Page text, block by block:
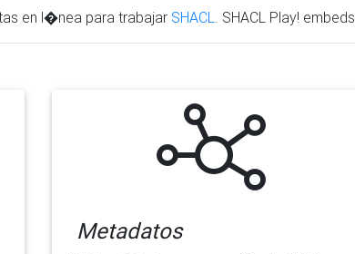
en l�nea para trabajar SHACL . SHACL Play! embeds
Metadatos